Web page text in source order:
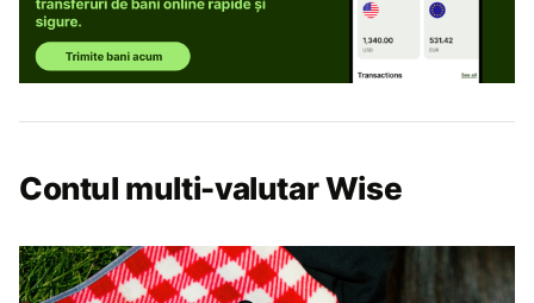
Contul multi-valutar Wise